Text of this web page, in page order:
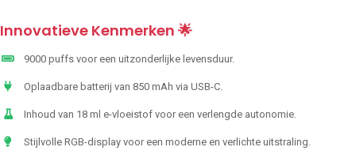
Innovatieve Kenmerken 🌟
9000 puffs voor een uitzonderlijke levensduur.
Oplaadbare batterij van 850 mAh via USB-C.
Inhoud van 18 ml e-vloeistof voor een verlengde autonomie.
Stijlvolle RGB-display voor een moderne en verlichte uitstraling.